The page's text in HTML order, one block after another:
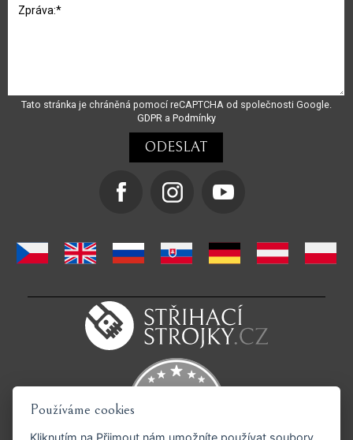
Tato stránka je chráněná pomocí reCAPTCHA od společnosti Google.
GDPRa Podmínky
Používáme cookies
Kliknutím na Přijmout nám umožníte používat soubory